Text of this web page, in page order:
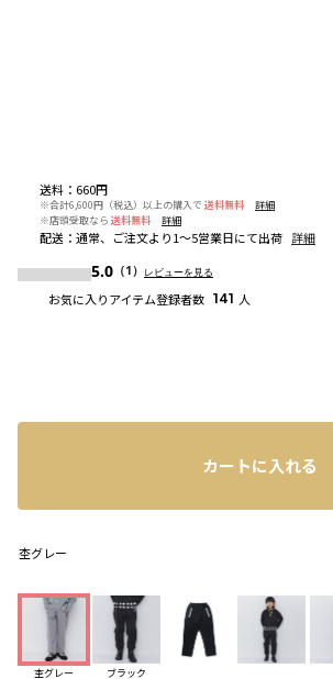
杢グレー
杢グレー ブラック
送料 ： 660円
※合計6,600円（税込）以上の購入で 送料無料
詳細
※店頭受取なら 送料無料 詳細
配送 ： 通常、ご注文より1～5営業日にて出荷 詳細
5.0 （1） レビューを見る
お気に入りアイテム登録者数 141 人
カートに入れる